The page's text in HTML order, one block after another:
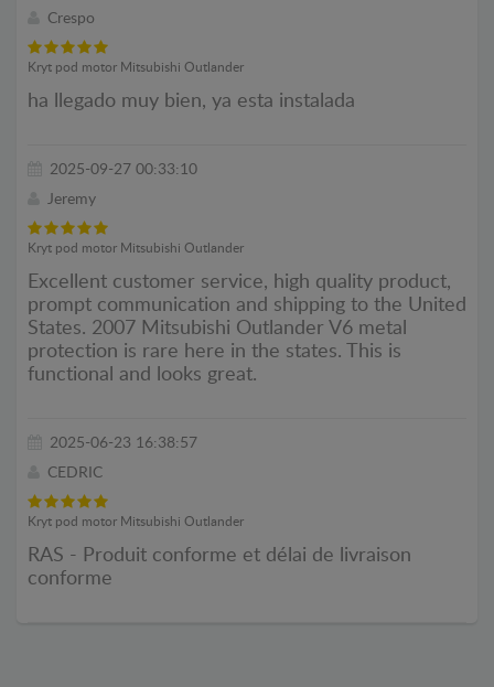
Crespo
Kryt pod motor Mitsubishi Outlander
ha llegado muy bien, ya esta instalada
2025-09-27 00:33:10
Jeremy
Kryt pod motor Mitsubishi Outlander
Excellent customer service, high quality product,
prompt communication and shipping to the United
States. 2007 Mitsubishi Outlander V6 metal
protection is rare here in the states. This is
functional and looks great.
2025-06-23 16:38:57
CEDRIC
Kryt pod motor Mitsubishi Outlander
RAS - Produit conforme et délai de livraison
conforme